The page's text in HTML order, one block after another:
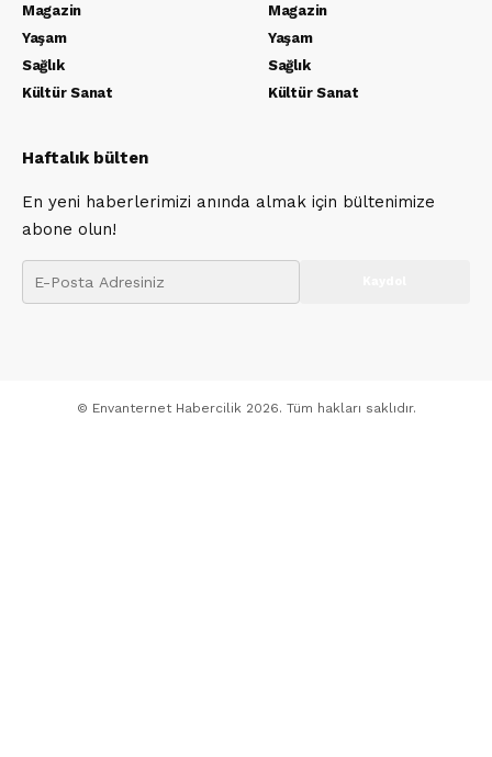
Magazin
Yaşam
Sağlık
Kültür Sanat
Magazin
Yaşam
Sağlık
Kültür Sanat
Haftalık bülten
En yeni haberlerimizi anında almak için bültenimize
abone olun!
© Envanternet Habercilik 2026. Tüm hakları saklıdır.